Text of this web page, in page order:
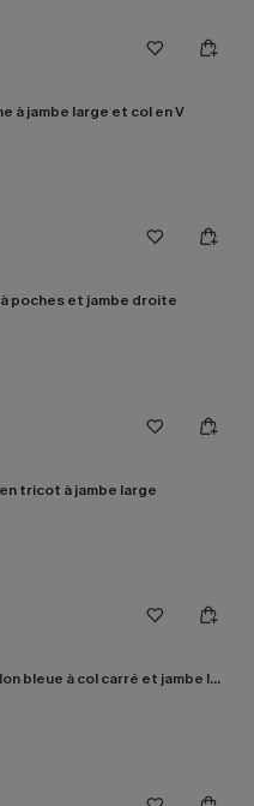
à jambe large et col en V
poches et jambe droite
tricot à jambe large
Combinaison pantalon bleue à col carré et jambe large